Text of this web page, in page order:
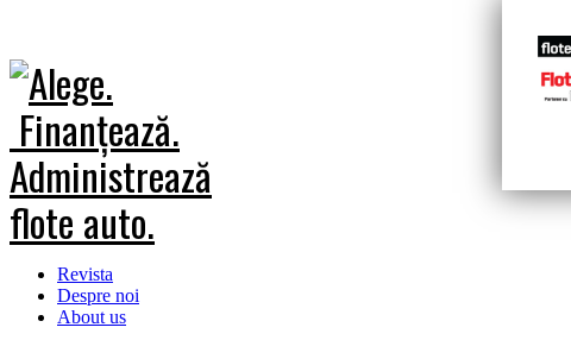
Revista
Despre noi
About us